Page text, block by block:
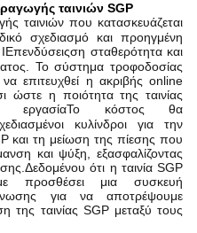
ταινιών SGP
ταινιών που κατασκευάζεται
σχεδιασμό και προηγμένη
ΙΕπενδύσειςση σταθερότητα και
Το σύστημα τροφοδοσίας
επιτευχθεί η ακριβής online
ώστε η ποιότητα της ταινίας
Το κόστος θα
κυλίνδροι για την
και τη μείωση της πίεσης που
και ψύξη, εξασφαλίζοντας
ότι η ταινία SGP
προσθέσει μια συσκευή
για να αποτρέψουμε
της ταινίας SGP μεταξύ τους